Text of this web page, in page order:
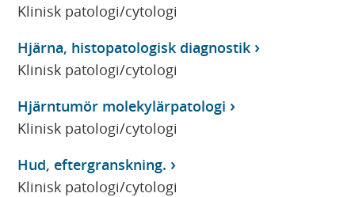
Klinisk patologi/cytologi
Hjärna, histopatologisk diagnostik
Klinisk patologi/cytologi
Hjärntumör molekylärpatologi
Klinisk patologi/cytologi
Hud, eftergranskning.
Klinisk patologi/cytologi